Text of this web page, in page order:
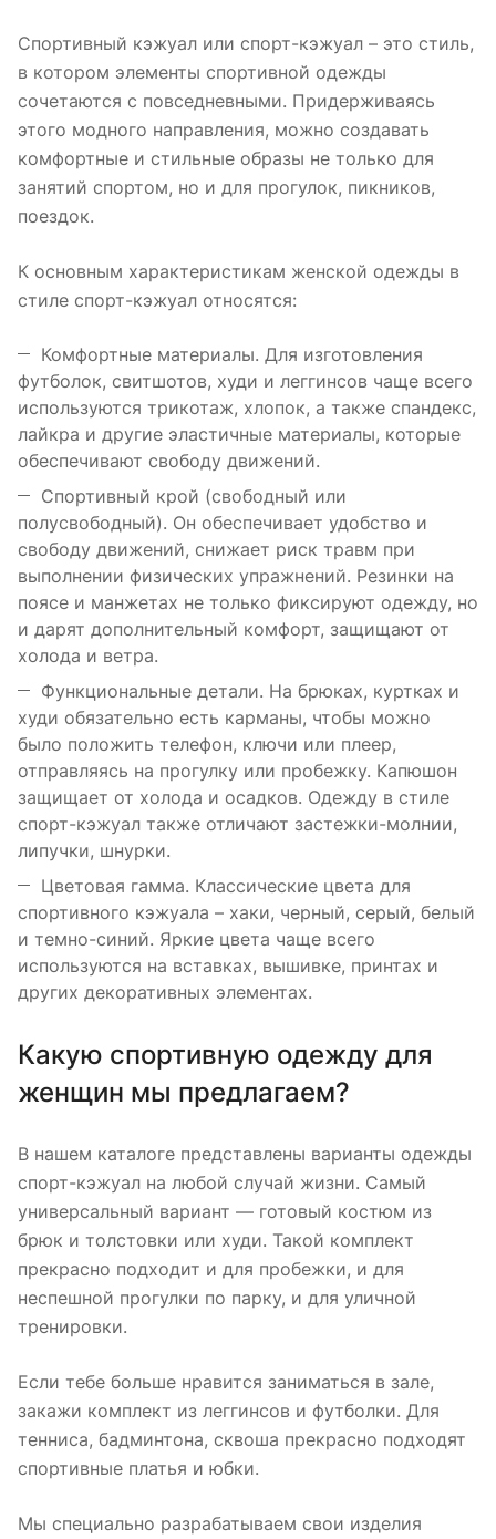
Спортивный кэжуал или спорт-кэжуал – это стиль,
в котором элементы спортивной одежды
сочетаются с повседневными. Придерживаясь
этого модного направления, можно создавать
комфортные и стильные образы не только для
занятий спортом, но и для прогулок, пикников,
поездок.
К основным характеристикам женской одежды в
стиле спорт-кэжуал относятся:
Комфортные материалы. Для изготовления
футболок, свитшотов, худи и леггинсов чаще всего
используются трикотаж, хлопок, а также спандекс,
лайкра и другие эластичные материалы, которые
обеспечивают свободу движений.
Спортивный крой (свободный или
полусвободный). Он обеспечивает удобство и
свободу движений, снижает риск травм при
выполнении физических упражнений. Резинки на
поясе и манжетах не только фиксируют одежду, но
и дарят дополнительный комфорт, защищают от
холода и ветра.
Функциональные детали. На брюках, куртках и
худи обязательно есть карманы, чтобы можно
было положить телефон, ключи или плеер,
отправляясь на прогулку или пробежку. Капюшон
защищает от холода и осадков. Одежду в стиле
спорт-кэжуал также отличают застежки-молнии,
липучки, шнурки.
Цветовая гамма. Классические цвета для
спортивного кэжуала – хаки, черный, серый, белый
и темно-синий. Яркие цвета чаще всего
используются на вставках, вышивке, принтах и
других декоративных элементах.
Какую спортивную одежду для
женщин мы предлагаем?
В нашем каталоге представлены варианты одежды
спорт-кэжуал на любой случай жизни. Самый
универсальный вариант — готовый костюм из
брюк и толстовки или худи. Такой комплект
прекрасно подходит и для пробежки, и для
неспешной прогулки по парку, и для уличной
тренировки.
Если тебе больше нравится заниматься в зале,
закажи комплект из леггинсов и футболки. Для
тенниса, бадминтона, сквоша прекрасно подходят
спортивные платья и юбки.
Мы специально разрабатываем свои изделия